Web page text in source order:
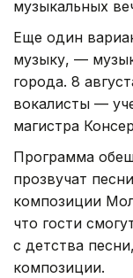
музыкальных
Еще один
музыку, —
города. 8
вокалисты —
магистра
Программа
прозвучат
композиции
что гости
с детства
композиции.